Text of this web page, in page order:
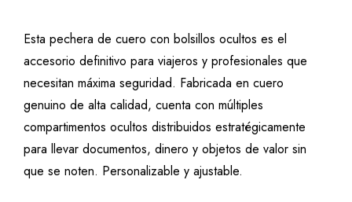
Esta pechera de cuero con bolsillos ocultos es el
accesorio definitivo para viajeros y profesionales que
necesitan máxima seguridad. Fabricada en cuero
genuino de alta calidad, cuenta con múltiples
compartimentos ocultos distribuidos estratégicamente
para llevar documentos, dinero y objetos de valor sin
que se noten. Personalizable y ajustable.